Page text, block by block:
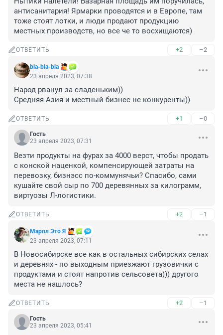
антисанитария! Ярмарки проводятся и в Европе, там
тоже стоят лотки, и люди продают продукцию
местных производств, но все че то восхищаются)
ОТВЕТИТЬ +2 –2
bla-bla-bla
23 апреля 2023, 07:38
Народ рванул за сладеньким))
Средняя Азия и местный бизнес не конкуренты))
ОТВЕТИТЬ +1 –0
Гость
23 апреля 2023, 07:31
Везти продукты на фурах за 4000 верст, чтобы продать
с конской наценкой, компенсирующей затраты на
перевозку, бизнэсс по-коммунячьи? Спасибо, сами
кушайте свой сыр по 700 деревянных за килограмм,
виртуозы Л-логистики.
ОТВЕТИТЬ +2 –1
Марпл Это Я
23 апреля 2023, 07:11
В Новосибирске все как в остальных сибирских селах
и деревнях - по выходным приезжают грузовички с
продуктами и стоят напротив сельсовета))) другого
места не нашлось?
ОТВЕТИТЬ +2 –1
Гость
23 апреля 2023, 05:41